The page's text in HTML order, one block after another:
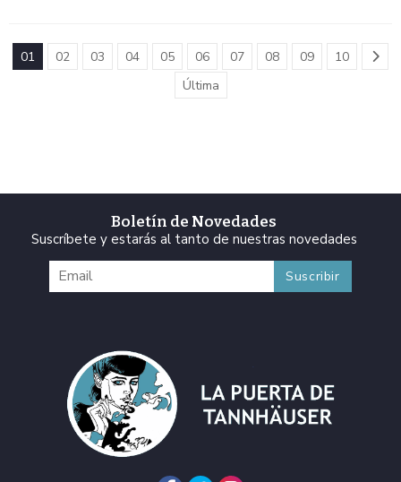
01 02 03 04 05 06 07 08 09
10
Última
Boletín de Novedades
Suscríbete y estarás al tanto de nuestras novedades